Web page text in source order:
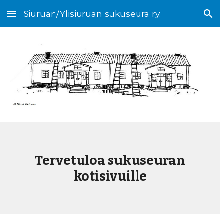
Skip to main content Skip to navigation
Siuruan/Ylisiuruan sukuseura ry.
Tervetuloa sukuseuran
kotisivuille